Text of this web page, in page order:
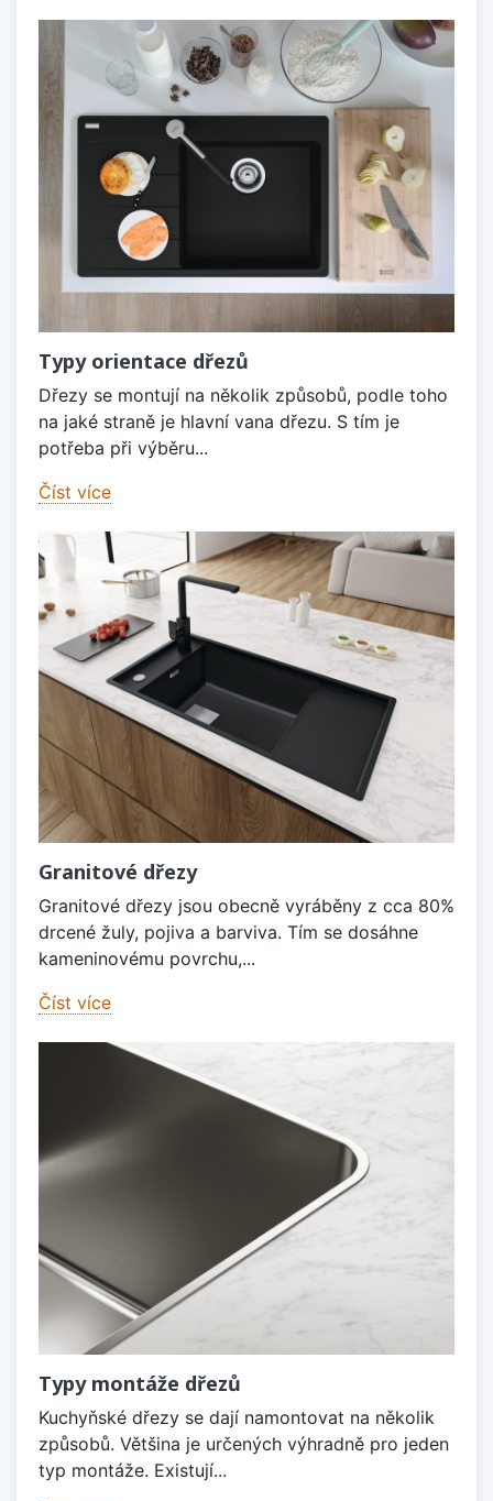
Typy orientace dřezů
Dřezy se montují na několik způsobů, podle toho
na jaké straně je hlavní vana dřezu. S tím je
potřeba při výběru...
Číst více
Granitové dřezy
Granitové dřezy jsou obecně vyráběny z cca 80%
drcené žuly, pojiva a barviva. Tím se dosáhne
kameninovému povrchu,...
Číst více
Typy montáže dřezů
Kuchyňské dřezy se dají namontovat na několik
způsobů. Většina je určených výhradně pro jeden
typ montáže. Existují...